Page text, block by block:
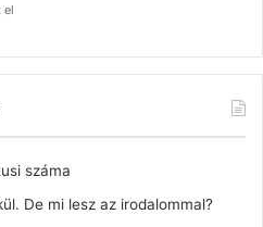
el
száma
De mi lesz az irodalommal?